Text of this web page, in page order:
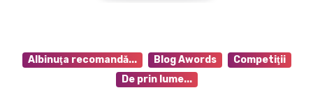
Albinuţa recomandă... Blog Awords
Competiţii
De prin lume...